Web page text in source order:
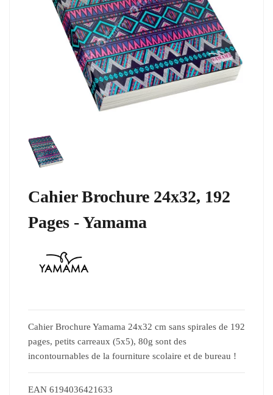
Cahier Brochure 24x32, 192
Pages - Yamama
Cahier Brochure Yamama 24x32 cm sans spirales de 192
pages, petits carreaux (5x5), 80g sont des
incontournables de la fourniture scolaire et de bureau !
EAN 6194036421633